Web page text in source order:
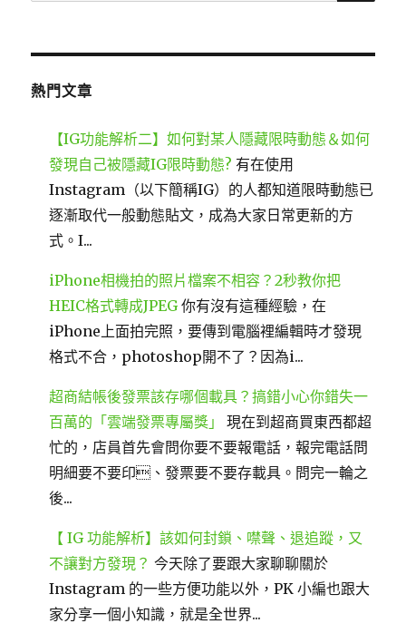
鍵
熱門文章
【IG功能解析二】如何對某人隱藏限時動態＆如何
發現自己被隱藏IG限時動態? 有在使用
Instagram（以下簡稱IG）的人都知道限時動態已
逐漸取代一般動態貼文，成為大家日常更新的方
式。I...
iPhone相機拍的照片檔案不相容？2秒教你把
HEIC格式轉成JPEG 你有沒有這種經驗，在
iPhone上面拍完照，要傳到電腦裡編輯時才發現
格式不合，photoshop開不了？因為i...
超商結帳後發票該存哪個載具？搞錯小心你錯失一
百萬的「雲端發票專屬獎」
現在到超商買東西都超
忙的，店員首先會問你要不要報電話，報完電話問
明細要不要印、發票要不要存載具。問完一輪之
後...
【 IG 功能解析】該如何封鎖、噤聲、退追蹤，又
不讓對方發現？ 今天除了要跟大家聊聊關於
Instagram 的一些方便功能以外，PK 小編也跟大
家分享一個小知識，就是全世界...